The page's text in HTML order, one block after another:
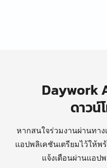
Daywork
ดาวน์
หากสนใจร่วมงานผ่านทาง
แอปพลิเคชันเตรียมไว้ให้พ
แจ้งเตือนผ่านแอป